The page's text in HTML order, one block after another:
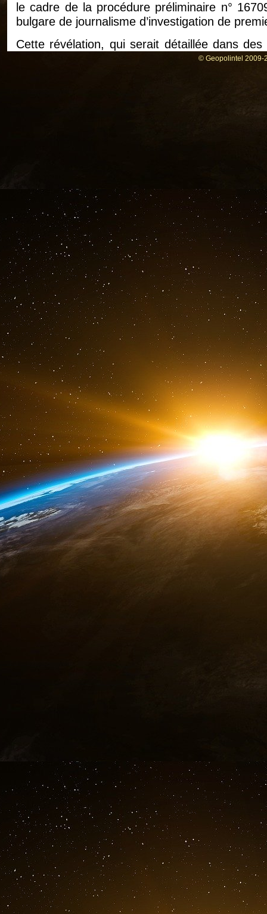
le cadre de la procédure préliminaire n°
bulgare de journalisme d’investigation de
Cette révélation, qui serait détaillée dans
nouvel éclairage sur l’ampleur de
millions d’euros), selon les informations
Les comptes ont été gelés en février 2019
(DANS) de Bulgarie à la demande de
par l’ambassadeur Eric Rubin, selon les
Cette mesure a fait suite à une réunion
Borissov et le procureur général Sotir
Ce gel a mis un terme à tout nouveau
enquête dans le cadre de la procédure pré-
PLP 424/2019).
L’arrêté du SGP, daté du 4 juin 2024,
la somme totale ont disparu dans des
actuellement déployés pour retrouver et
Le parquet bulgare n’a pas divulgué d’autres
Selon Bivol, les 450 millions d’euros « ont
Panama, aux Émirats arabes unis et à Hong
ces comptes ont été consultés à partir de
et au Venezuela ».
Des figures de l’opposition vénézuélienne ont
restituer ces fonds aux institutions
Maduro.
Investbank, autrefois qualifiée de « brebis
de 2006 en raison de ses pratiques
© Geopolintel 2009-